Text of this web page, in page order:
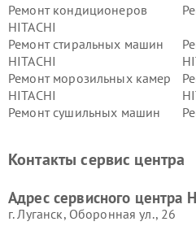
Ремонт кондиционеров
HITACHI
Ремонт стиральных машин
HITACHI
Ремонт морозильных камер
HITACHI
Ремонт сушильных машин
данных HITACHI
HITACHI
Контакты сервис центра
Адрес сервисного центра
г. Луганск, Оборонная ул., 26